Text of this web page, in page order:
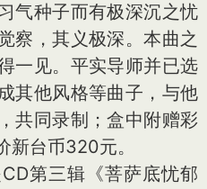
气种子而有极深沉之忧
察，其义极深。本曲之
一见。平实导师并已选
其他风格等曲子，与他
共同录制；盒中附赠彩
新台币320元。
第三辑《菩萨底忧郁